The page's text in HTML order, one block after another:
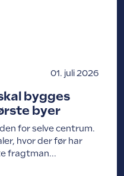
01. juli 2026
bygges
byer
for selve centrum.
hvor der før har
fragtman...